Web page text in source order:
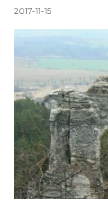
2017-11-15